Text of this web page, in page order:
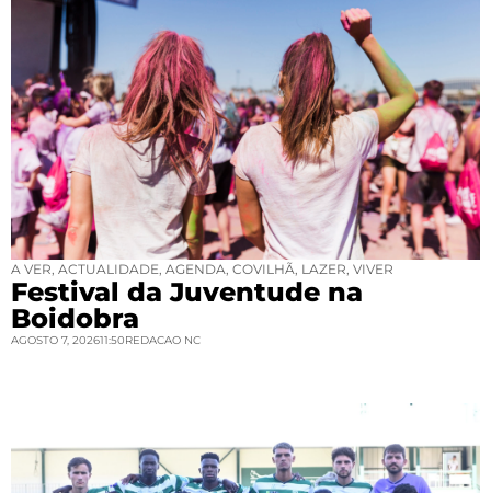
A VER ACTUALIDADE AGENDA COVILHÃ LAZER VIVER
Festival da Juventude na
Boidobra
AGOSTO 7, 202611:50REDACAO NC